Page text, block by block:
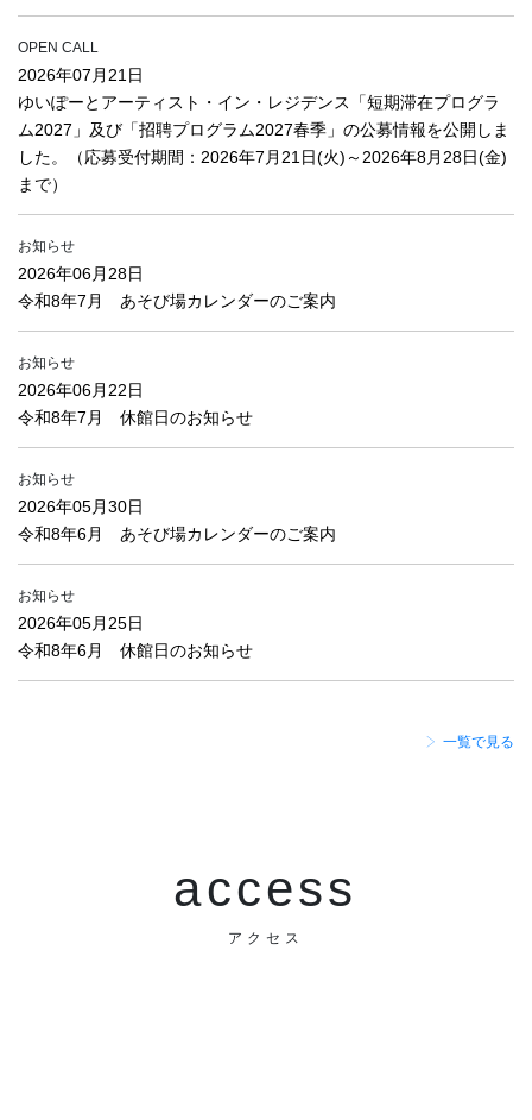
OPEN CALL
2026年07月21日
ゆいぽーとアーティスト・イン・レジデンス「短期滞在プログラ
ム2027」及び「招聘プログラム2027春季」の公募情報を公開しま
した。（応募受付期間：2026年7月21日(火)～2026年8月28日(金)
まで）
お知らせ
2026年06月28日
令和8年7月 あそび場カレンダーのご案内
お知らせ
2026年06月22日
令和8年7月 休館日のお知らせ
お知らせ
2026年05月30日
令和8年6月 あそび場カレンダーのご案内
お知らせ
2026年05月25日
令和8年6月 休館日のお知らせ
一覧で見る
access
アクセス